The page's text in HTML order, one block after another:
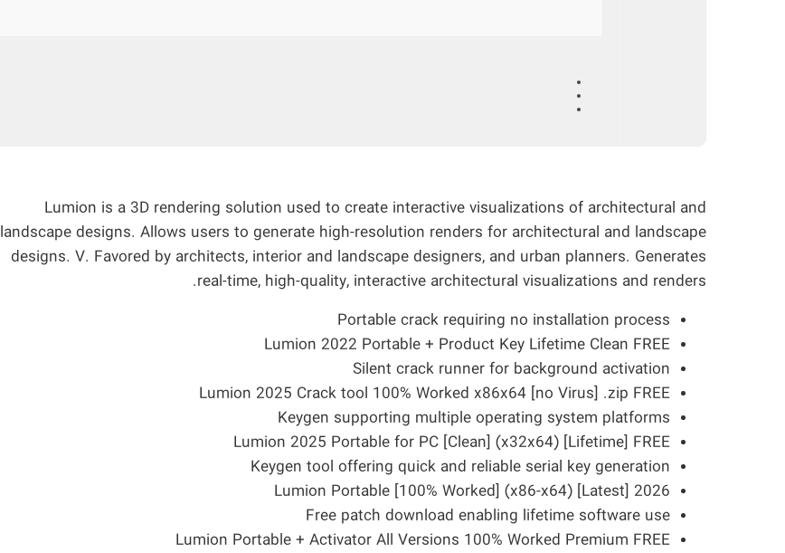
Lumion is a 3D rendering solution used to create interactive visualizations of architectural and
landscape designs. Allows users to generate high-resolution renders for architectural and landscape
designs. V. Favored by architects, interior and landscape designers, and urban planners. Generates
real-time, high-quality, interactive architectural visualizations and renders.
Portable crack requiring no installation process
Lumion 2022 Portable + Product Key Lifetime Clean FREE
Silent crack runner for background activation
Lumion 2025 Crack tool 100% Worked x86x64 [no Virus] .zip FREE
Keygen supporting multiple operating system platforms
Lumion 2025 Portable for PC [Clean] (x32x64) [Lifetime] FREE
Keygen tool offering quick and reliable serial key generation
Lumion Portable [100% Worked] (x86-x64) [Latest] 2026
Free patch download enabling lifetime software use
Lumion Portable + Activator All Versions 100% Worked Premium FREE